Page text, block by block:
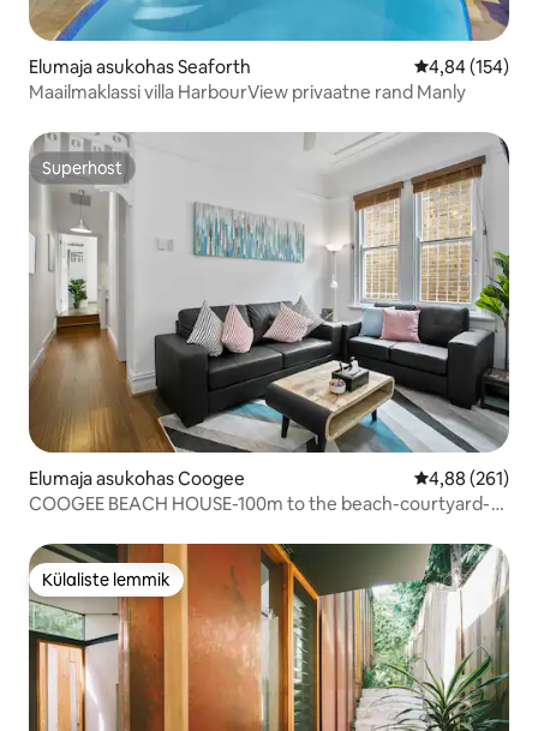
Elumaja asukohas Seaforth Keskmine
4,84 (154)
Maailmaklassi villa HarbourView privaatne rand Manly
Superhost
Superhost
Elumaja asukohas Coogee Keskmine
4,88 (261)
COOGEE BEACH HOUSE-100m to the beach-courtyard-
Külaliste lemmik
Külaliste lemmik